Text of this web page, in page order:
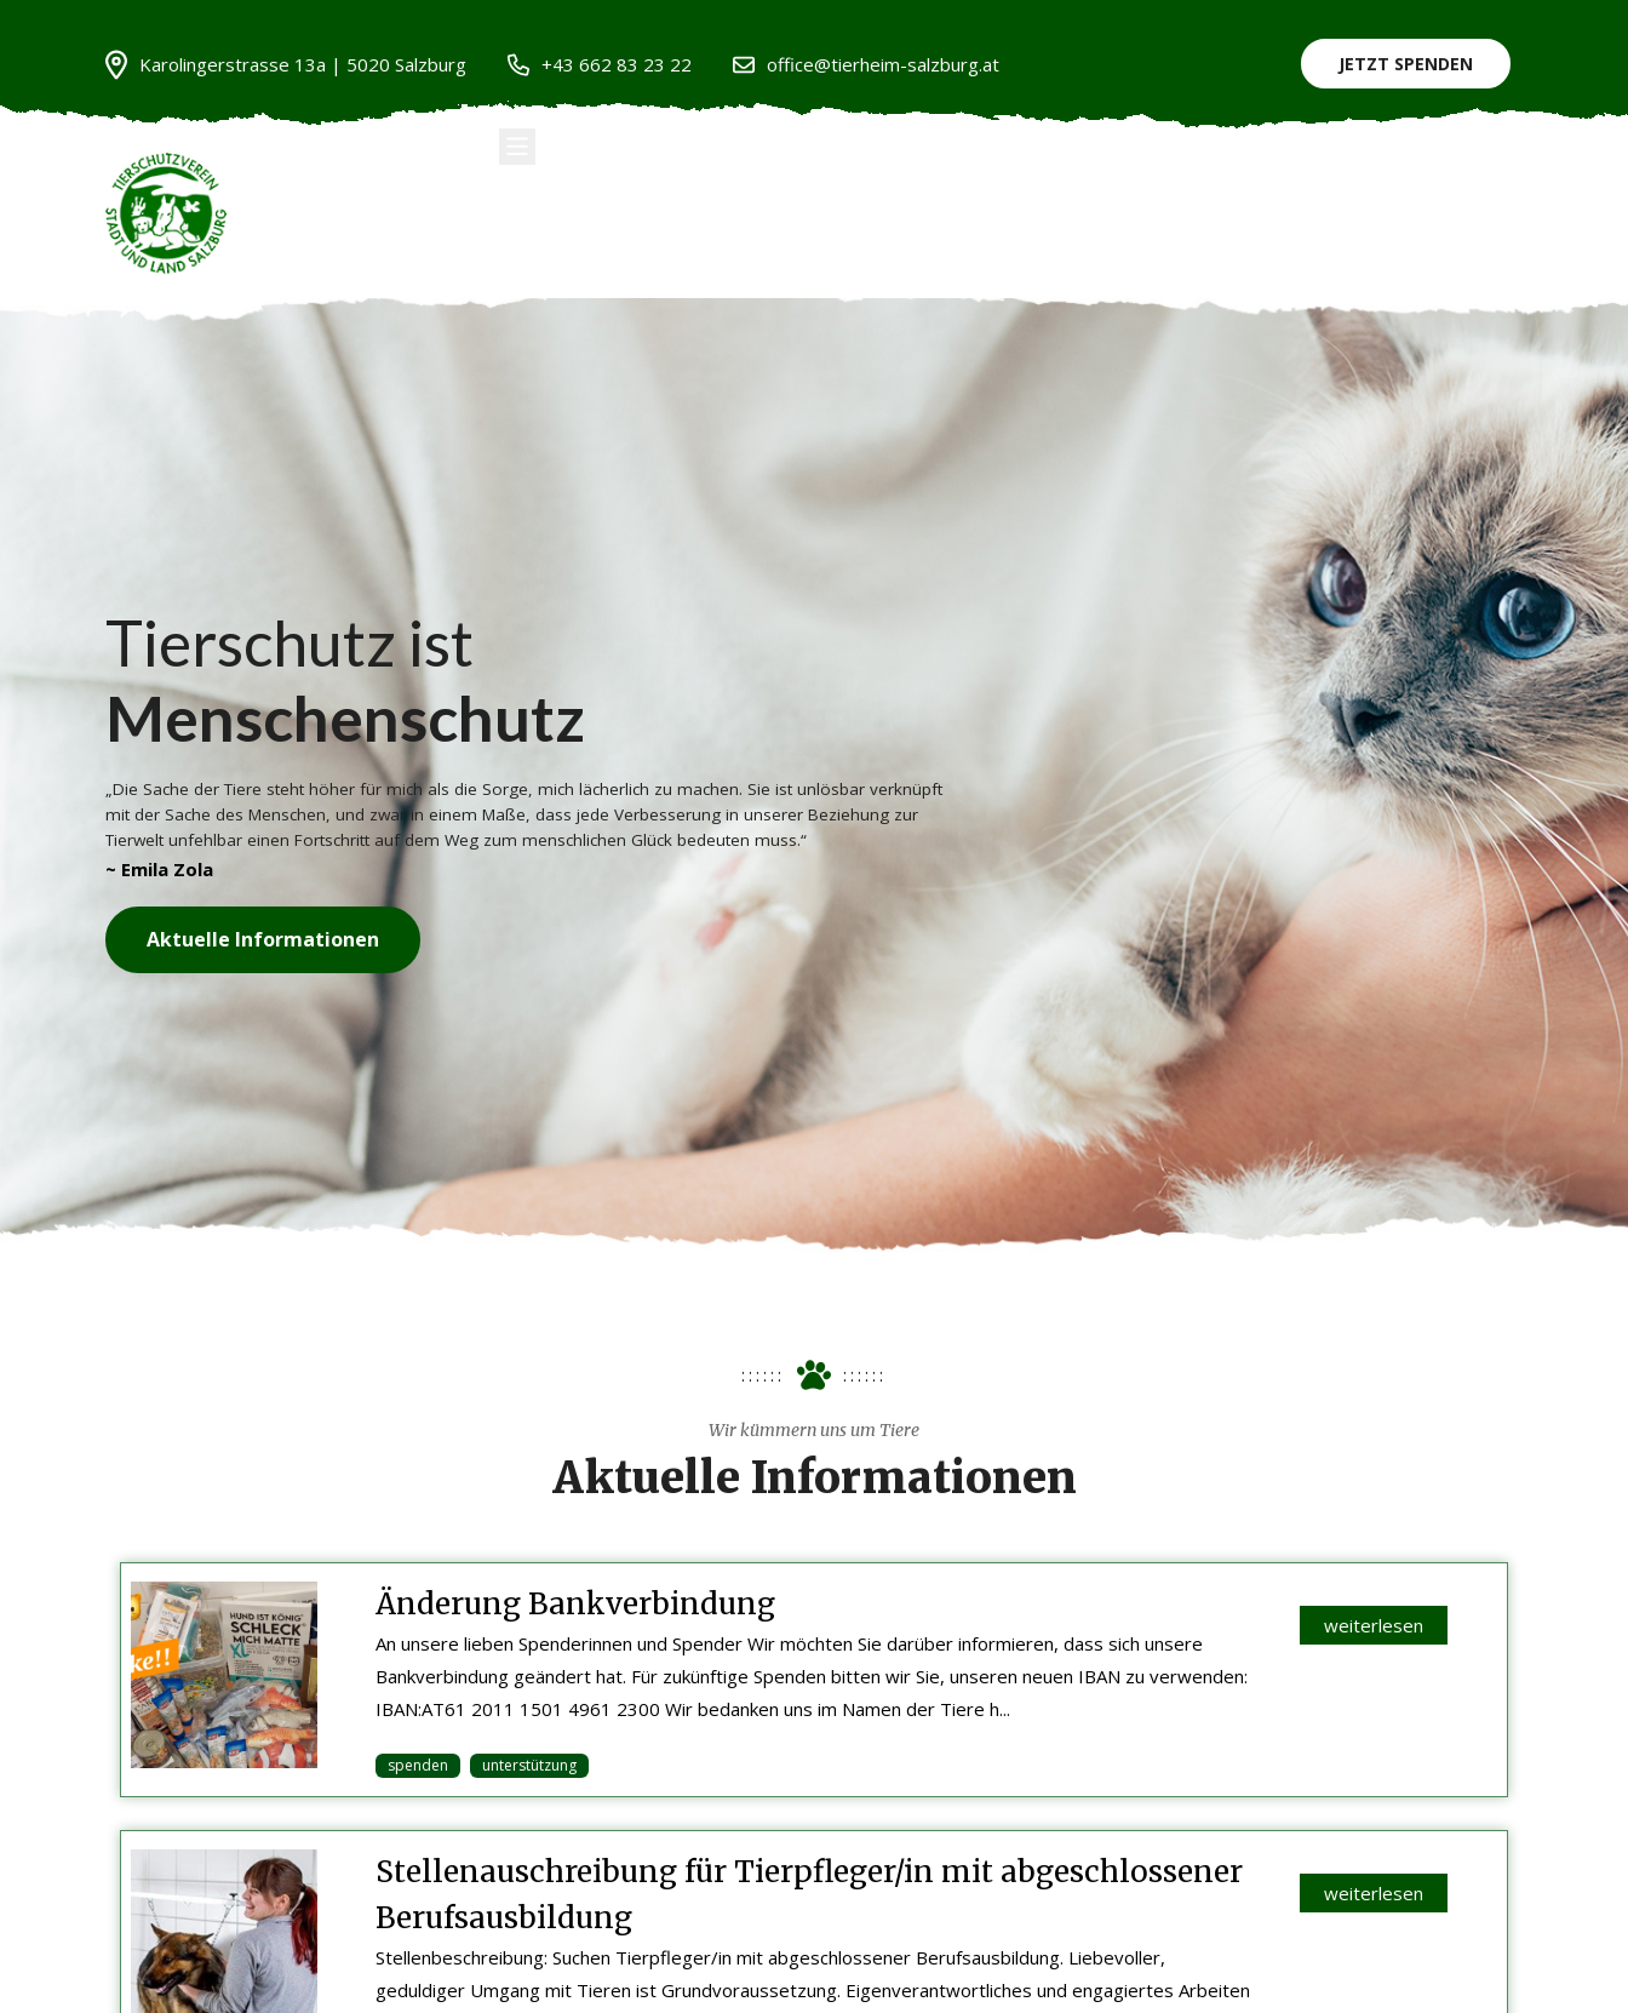
Karolingerstrasse 13a | 5020 Salzburg +43 662 83 23 22 office@tierheim-salzburg.at JETZT SPENDEN
UNTERSTÜTZUNG GESCHICHTEN HERBERGSUCHE DAS TIERHEIM KONTAKT
Tierschutz ist
Menschenschutz
„Die Sache der Tiere steht höher für mich als die Sorge, mich lächerlich zu machen. Sie ist unlösbar verknüpft
mit der Sache des Menschen, und zwar in einem Maße, dass jede Verbesserung in unserer Beziehung zur
Tierwelt unfehlbar einen Fortschritt auf dem Weg zum menschlichen Glück bedeuten muss.“
~ Emila Zola
Aktuelle Informationen
Wir kümmern uns um Tiere
Aktuelle Informationen
Änderung Bankverbindung
An unsere lieben Spenderinnen und Spender Wir möchten Sie darüber informieren, dass sich unsere
Bankverbindung geändert hat. Für zukünftige Spenden bitten wir Sie, unseren neuen IBAN zu verwenden:
IBAN:AT61 2011 1501 4961 2300 Wir bedanken uns im Namen der Tiere h...
spenden unterstützung
weiterlesen
Stellenauschreibung für Tierpfleger/in mit abgeschlossener
Berufsausbildung
Stellenbeschreibung: Suchen Tierpfleger/in mit abgeschlossener Berufsausbildung. Liebevoller,
geduldiger Umgang mit Tieren ist Grundvoraussetzung. Eigenverantwortliches und engagiertes Arbeiten
weiterlesen